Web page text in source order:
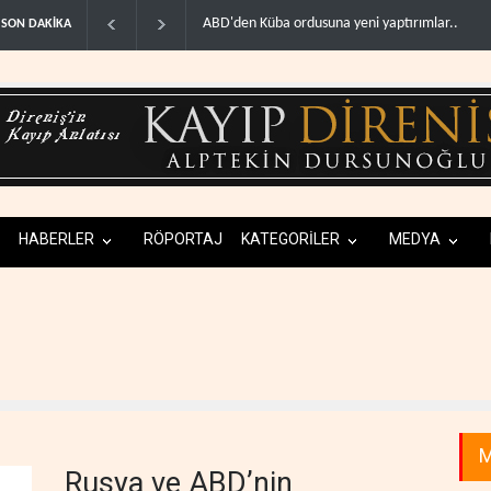
SON DAKİKA
Küba ordusuna yeni yaptırımlar.. Fars ajansı: İran ve Umman Hürmüz
HABERLER RÖPORTAJ KATEGORİLER MEDYA
Rusya ve ABD’nin